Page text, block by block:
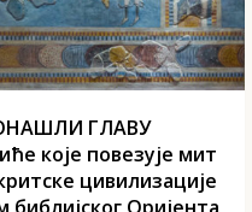
ГЛАВУ
које повезује мит
цивилизације